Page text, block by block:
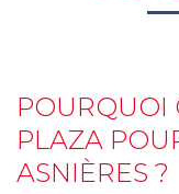
POURQUOI
PLAZA
ASNIÈRES ?